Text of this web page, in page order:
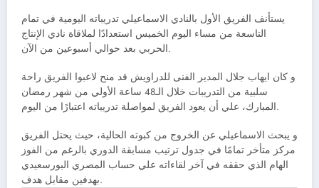
يستأنف الفريق الأول بالنادي الاسماعيلي تدريباته اليومية في تمام
التاسعة من مساء اليوم الخميس استعدادًا لملاقاة نادي الإنتاج
الحربي بعد حوالي أسبوعين من الآن.
و كان ايهاب جلال المدير الفنى للدراويش قد منح لاعبوا الفريق راحة
سلبية من التدريبات خلال الـ48 ساعة الأولي من شهر رمضان
المبارك، علي أن يعود الفريق لمواصلة تدريباته اعتبارًا من اليوم.
و يبحث الاسماعيلي عن الخروج من كبوته الحالية، حيث يحتل الفريق
مركز متأخر تمامًا في جدول ترتيب مسابقة الدوري بالرغم من الفوز
الهام الذي حققه في آخر لقاءاته علي حساب المصري البورسعيدي
بهدفين مقابل هدف.